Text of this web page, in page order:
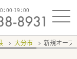
00-19：00
大分市 新規オープ